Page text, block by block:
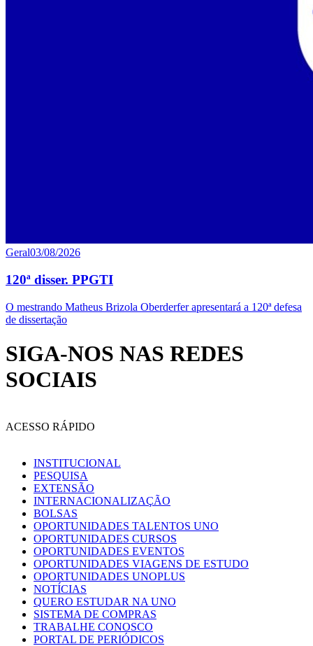
Geral03/08/2026
120ª disser. PPGTI
O mestrando Matheus Brizola Oberderfer apresentará a 120ª defesa
de dissertação
SIGA-NOS NAS REDES
SOCIAIS
ACESSO RÁPIDO
INSTITUCIONAL
PESQUISA
EXTENSÃO
INTERNACIONALIZAÇÃO
BOLSAS
OPORTUNIDADES TALENTOS UNO
OPORTUNIDADES CURSOS
OPORTUNIDADES EVENTOS
OPORTUNIDADES VIAGENS DE ESTUDO
OPORTUNIDADES UNOPLUS
NOTÍCIAS
QUERO ESTUDAR NA UNO
SISTEMA DE COMPRAS
TRABALHE CONOSCO
PORTAL DE PERIÓDICOS